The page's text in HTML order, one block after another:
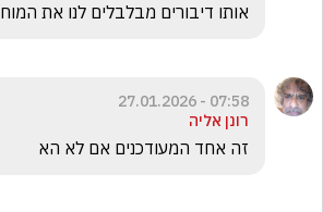
אותו דיבורים מבלבלים לנו את המוח
07:58 - 27.01.2026
רונן אליה
זה אחד המעודכנים אם לא הא